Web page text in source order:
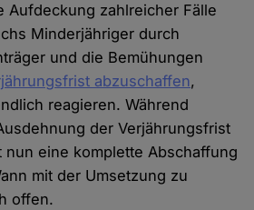
Aufdeckung zahlreicher Fälle
Minderjähriger durch
und die Bemühungen
abzuschaffen,
reagieren. Während
der Verjährungsfrist
nun eine komplette Abschaffung
mit der Umsetzung zu
offen.